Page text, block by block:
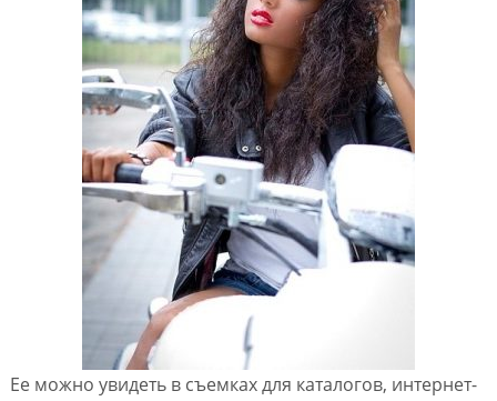
Ее можно увидеть в съемках для каталогов, интернет-